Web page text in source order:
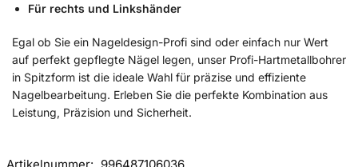
Für rechts und Linkshänder
Egal ob Sie ein Nageldesign-Profi sind oder einfach nur Wert
auf perfekt gepflegte Nägel legen, unser Profi-Hartmetallbohrer
in Spitzform ist die ideale Wahl für präzise und effiziente
Nagelbearbeitung. Erleben Sie die perfekte Kombination aus
Leistung, Präzision und Sicherheit.